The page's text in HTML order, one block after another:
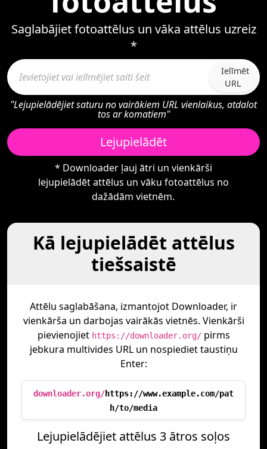
Saglabājiet fotoattēlus un vāka attēlus uzreiz
*
Ielīmēt
URL
"Lejupielādējiet saturu no vairākiem URL vienlaikus, atdalot
tos ar komatiem"
Lejupielādēt
* Downloader ļauj ātri un vienkārši
lejupielādēt attēlus un vāku fotoattēlus no
dažādām vietnēm.
Kā lejupielādēt attēlus
tiešsaistē
Attēlu saglabāšana, izmantojot Downloader, ir
vienkārša un darbojas vairākās vietnēs. Vienkārši
pievienojiet https://downloader.org/pirms
jebkura multivides URL un nospiediet taustiņu
Enter:
downloader.org/https://www.example.com/pat
h/to/media
Lejupielādējiet attēlus 3 ātros soļos